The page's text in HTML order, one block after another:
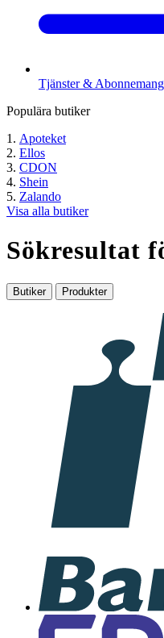
Tjänster & Abonnemang
Populära butiker
Apoteket
Ellos
CDON
Shein
Zalando
Visa alla butiker
Sökresultat
Butiker Produkter